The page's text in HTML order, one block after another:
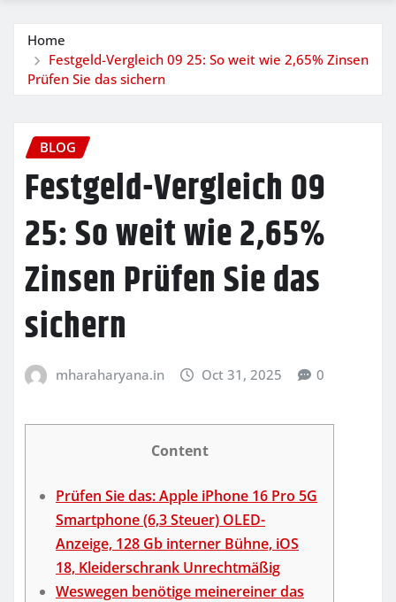
Home
Festgeld-Vergleich 09 25: So weit wie 2,65% Zinsen
Prüfen Sie das sichern
BLOG
Festgeld-Vergleich 09
25: So weit wie 2,65%
Zinsen Prüfen Sie das
sichern
mharaharyana.in Oct 31, 2025 0
Content
Prüfen Sie das: Apple iPhone 16 Pro 5G
Smartphone (6,3 Steuer) OLED-
Anzeige, 128 Gb interner Bühne, iOS
18, Kleiderschrank Unrechtmäßig
Weswegen benötige meinereiner das